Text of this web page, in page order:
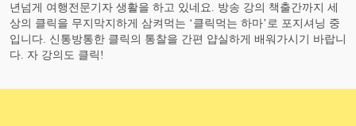
년넘게 여행전문기자 생활을 하고 있네요. 방송 강의 책출간까지 세
상의 클릭을 무지막지하게 삼켜먹는 ‘클릭먹는 하마’로 포지셔닝 중
입니다. 신통방통한 클릭의 통찰을 간편 얍실하게 배워가시기 바랍니
다. 자 강의도 클릭!